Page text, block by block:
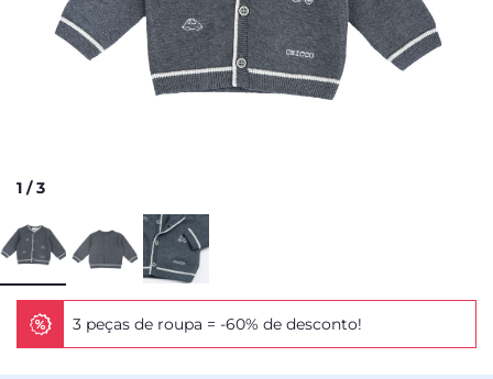
1 /3
3 peças de roupa = -60% de desconto!